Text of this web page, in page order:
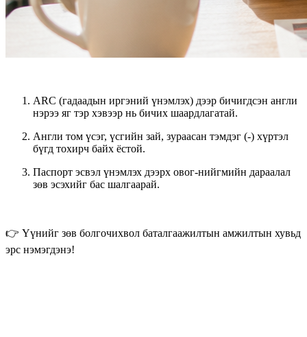
ARC (гадаадын иргэний үнэмлэх) дээр бичигдсэн англи
нэрээ яг тэр хэвээр нь бичих шаардлагатай.
Англи том үсэг, үсгийн зай, зураасан тэмдэг (-) хүртэл
бүгд тохирч байх ёстой.
Паспорт эсвэл үнэмлэх дээрх овог-нийгмийн дараалал
зөв эсэхийг бас шалгаарай.
👉 Үүнийг зөв болгочихвол баталгаажилтын амжилтын хувьд
эрс нэмэгдэнэ!